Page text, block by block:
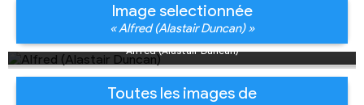
Image selectionnée
« Alfred (Alastair Duncan) »
Alfred (Alastair Duncan)
Toutes les images de